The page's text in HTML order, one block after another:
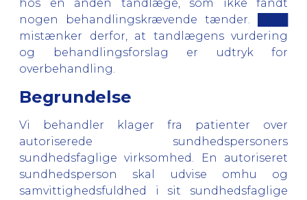
hos en anden tandlæge, som ikke fandt
nogen behandlingskrævende tænder. ████
mistænker derfor, at tandlægens vurdering
og behandlingsforslag er udtryk for
overbehandling.
Begrundelse
Vi behandler klager fra patienter over
autoriserede sundhedspersoners
sundhedsfaglige virksomhed. En autoriseret
sundhedsperson skal udvise omhu og
samvittighedsfuldhed i sit sundhedsfaglige